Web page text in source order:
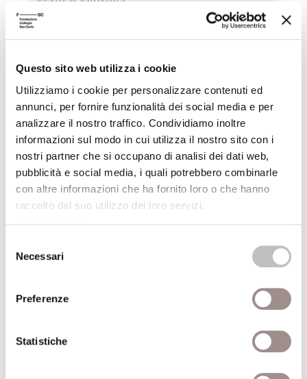
Questo sito web utilizza i cookie
Utilizziamo i cookie per personalizzare contenuti ed
annunci, per fornire funzionalità dei social media e per
analizzare il nostro traffico. Condividiamo inoltre
informazioni sul modo in cui utilizza il nostro sito con i
nostri partner che si occupano di analisi dei dati web,
pubblicità e social media, i quali potrebbero combinarle
con altre informazioni che ha fornito loro o che hanno
raccolto dal suo utilizzo dei loro servizi.
delNecessari
Preferenze
Statistiche
19/09/2008
Gek Tessaro Il circo delle nuvole
Guardare la musica, ascoltare le immaginiMusica
e voci: Gruppo ExTrapola
Festival Filosofia
19/09/2008
Il mare ..... in una stanza
Munari